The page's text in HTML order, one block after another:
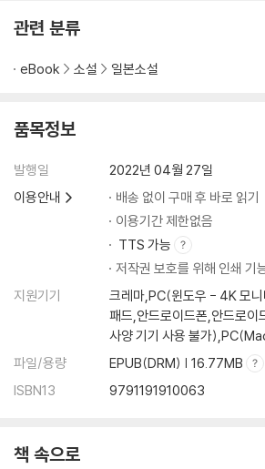
관련 분류
eBook 소설 일본소설
품목정보
발행일
2022년 04월 27일
이용안내
배송 없이 구매 후 바로 읽기
이용기간 제한없음
TTS 가능
저작권 보호를 위해 인쇄 기
지원기기
크레마,PC(윈도우 - 4K 모
패드,안드로이드폰,안드로이
사양 기기 사용 불가
파일/용량
EPUB(DRM) | 16.77MB
ISBN13
9791191910063
책 속으로